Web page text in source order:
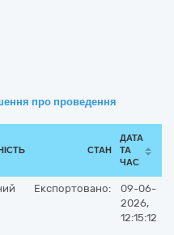
про проведення
СТАН
ДАТА
ТА
ЧАС
Експортовано:
09-06-
2026,
12:15:12